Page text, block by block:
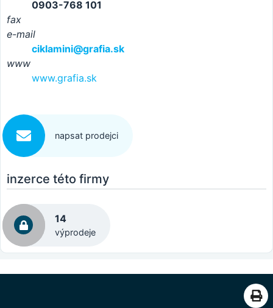
0903-768 101
fax
e-mail
ciklamini@grafia.sk
www
www.grafia.sk
napsat prodejci
inzerce této firmy
14
výprodeje